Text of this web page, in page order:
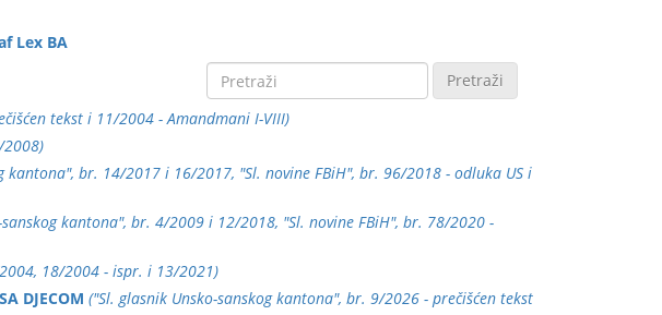
Lex BA
Pretraži
tekst i 11/2004 - Amandmani I-VIII)
2008)
kantona", br. 14/2017 i 16/2017, "Sl. novine FBiH", br. 96/2018 - odluka US i
sanskog kantona", br. 4/2009 i 12/2018, "Sl. novine FBiH", br. 78/2020 -
18/2004 - ispr. i 13/2021)
DJECOM ("Sl. glasnik Unsko-sanskog kantona", br. 9/2026 - prečišćen tekst